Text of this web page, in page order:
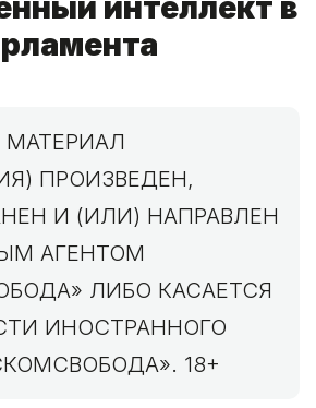
интеллект в
ПРОИЗВЕДЕН,
И (ИЛИ) НАПРАВЛЕН
АГЕНТОМ
ЛИБО КАСАЕТСЯ
ИНОСТРАННОГО
18+